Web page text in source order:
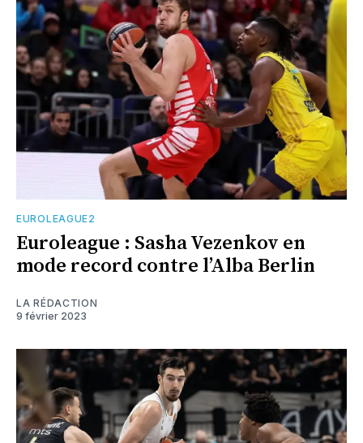
EUROLEAGUE2
Euroleague : Sasha Vezenkov en
mode record contre l’Alba Berlin
LA RÉDACTION
9 février 2023